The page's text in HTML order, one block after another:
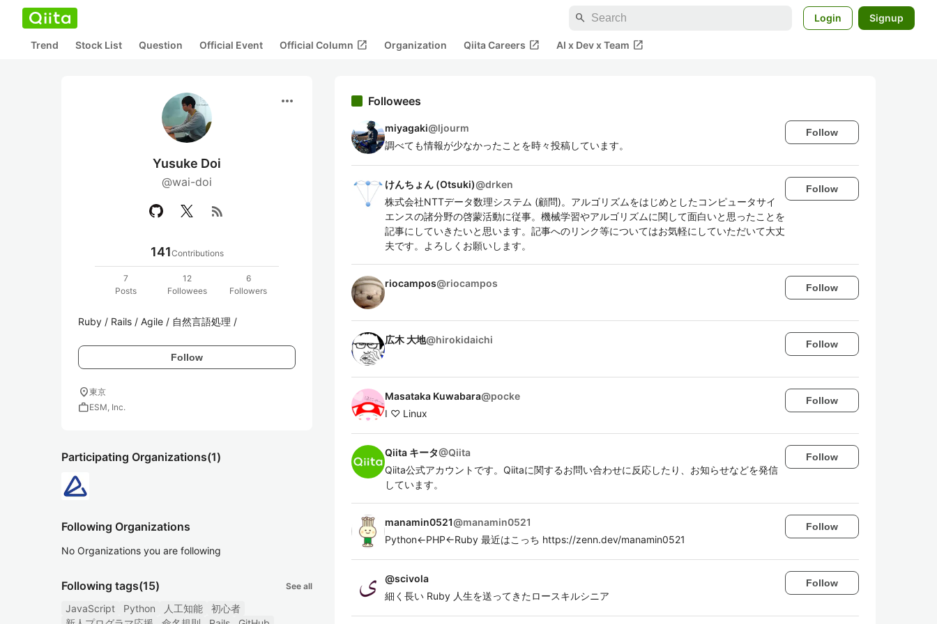
search Login Signup
Trend Stock List Question Official Event Official Column open_in_new Organization Qiita Careers open_in_new AI x Dev x Team open_in_new
more_horiz
Yusuke Doi
@wai-doi
rss_feed
141Contributions
7
Posts
12
Followees
6
Followers
Ruby / Rails / Agile / 自然言語処理 /
Follow
location_on東京
workESM, Inc.
Participating Organizations(1)
Following Organizations
No Organizations you are following
Following tags(15) See all
JavaScript Python 人工知能
初心者
Followees
miyagaki@ljourm
調べても情報が少なかったことを時々投稿しています。
Follow
けんちょん (Otsuki)@drken
株式会社NTTデータ数理システム (顧問)。アルゴリズムをはじめとしたコンピュータサイ
エンスの諸分野の啓蒙活動に従事。機械学習やアルゴリズムに関して面白いと思ったことを
記事にしていきたいと思います。記事へのリンク等についてはお気軽にしていただいて大丈
夫です。よろしくお願いします。
Follow
riocampos@riocampos Follow
広木 大地@hirokidaichi Follow
Masataka Kuwabara@pocke
I ♡ Linux
Follow
Qiita キータ@Qiita
Qiita公式アカウントです。Qiitaに関するお問い合わせに反応したり、お知らせなどを発信
しています。
Follow
manamin0521@manamin0521
Python←PHP←Ruby 最近はこっち https://zenn.dev/manamin0521
Follow
@scivola
細く長い Ruby 人生を送ってきたロースキルシニア
Follow